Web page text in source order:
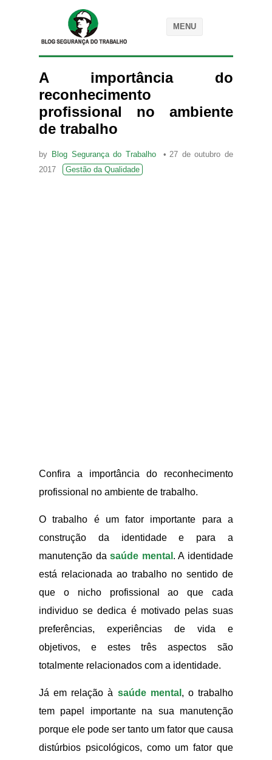
MENU
A importância do
reconhecimento
profissional no ambiente
de trabalho
by Blog Segurança do Trabalho
27 de outubro de
2017
Gestão da Qualidade
Confira a importância do reconhecimento
profissional no ambiente de trabalho.
O trabalho é um fator importante para a
construção da identidade e para a
manutenção dasaúde mental . A identidade
está relacionada ao trabalho no sentido de
que o nicho profissional ao que cada
individuo se dedica é motivado pelas suas
preferências, experiências de vida e
objetivos, e estes três aspectos são
totalmente relacionados com a identidade.
Já em relação à saúde mental , o trabalho
tem papel importante na sua manutenção
porque ele pode ser tanto um fator que causa
distúrbios psicológicos, como um fator que